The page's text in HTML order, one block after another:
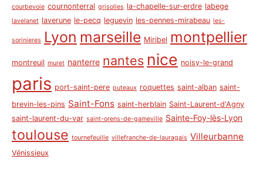
courbevoie cournonterral grisolles la-chapelle-sur-erdre labege
lavelanet laverune le-pecq leguevin les-pennes-mirabeau les-
sorinieres Lyon marseille Miribel montpellier
montreuil muret nanterre nantes nice noisy-le-grand
paris port-saint-pere puteaux roquettes saint-alban saint-
brevin-les-pins Saint-Fons saint-herblain Saint-Laurent-d'Agny
saint-laurent-du-var saint-orens-de-gameville Sainte-Foy-lès-Lyon
toulouse tournefeuille villefranche-de-lauragais Villeurbanne
Vénissieux